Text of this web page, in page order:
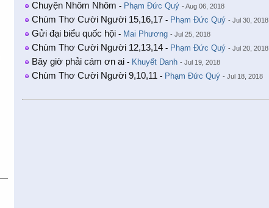
Chuyện Nhôm Nhôm - Phạm Đức Quý - Aug 06, 2018
Chùm Thơ Cười Người 15,16,17 - Phạm Đức Quý - Jul 30, 2018
Gửi đại biểu quốc hội - Mai Phương - Jul 25, 2018
Chùm Thơ Cười Người 12,13,14 - Phạm Đức Quý - Jul 20, 2018
Bây giờ phải cám ơn ai - Khuyết Danh - Jul 19, 2018
Chùm Thơ Cười Người 9,10,11 - Phạm Đức Quý - Jul 18, 2018